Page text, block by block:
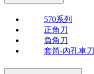
570系列
正角刀
負角刀
套筒-內孔車刀